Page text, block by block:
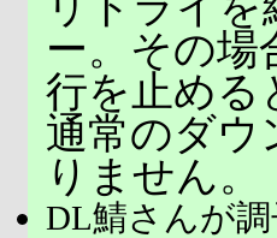
ー。その場
行を止める
通常のダウ
りません。
DL鯖さんが